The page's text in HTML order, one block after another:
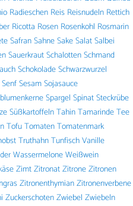
Radieschen Reis Reisnudeln Rettich
Ricotta Rosen Rosenkohl Rosmarin
SafranSahneSakeSalatSalbei
SauerkrautSchalottenSchmand
SchokoladeSchwarzwurzel
SenfSesamSojasauce
Spargel SpinatSteckrübe
SüßkartoffelnTahinTamarindeTee
TofuTomatenTomatenmark
TruthahnTunfischVanille
WassermeloneWeißwein
ZimtZitronatZitroneZitronen
ZitronenthymianZitronenverbene
ZuckerschotenZwiebel Zwiebeln